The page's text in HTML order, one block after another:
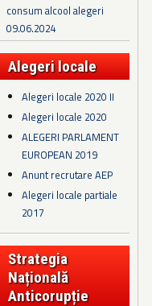
consum alcool alegeri
09.06.2024
Alegeri locale
Alegeri locale 2020 II
Alegeri locale 2020
ALEGERI PARLAMENT
EUROPEAN 2019
Anunt recrutare AEP
Alegeri locale partiale
2017
Strategia
Națională
Anticorupție